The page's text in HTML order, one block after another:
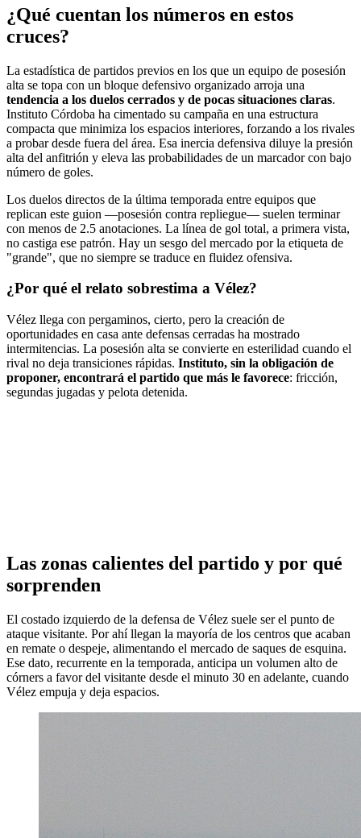
¿Qué cuentan los números en estos
cruces?
La estadística de partidos previos en los que un equipo de posesión
alta se topa con un bloque defensivo organizado arroja una
tendencia a los duelos cerrados y de pocas situaciones claras.
Instituto Córdoba ha cimentado su campaña en una estructura
compacta que minimiza los espacios interiores, forzando a los rivales
a probar desde fuera del área. Esa inercia defensiva diluye la presión
alta del anfitrión y eleva las probabilidades de un marcador con bajo
número de goles.
Los duelos directos de la última temporada entre equipos que
replican este guion —posesión contra repliegue— suelen terminar
con menos de 2.5 anotaciones. La línea de gol total, a primera vista,
no castiga ese patrón. Hay un sesgo del mercado por la etiqueta de
"grande", que no siempre se traduce en fluidez ofensiva.
¿Por qué el relato sobrestima a Vélez?
Vélez llega con pergaminos, cierto, pero la creación de
oportunidades en casa ante defensas cerradas ha mostrado
intermitencias. La posesión alta se convierte en esterilidad cuando el
rival no deja transiciones rápidas. Instituto, sin la obligación de
proponer, encontrará el partido que más le favorece: fricción,
segundas jugadas y pelota detenida.
Las zonas calientes del partido y por qué
sorprenden
El costado izquierdo de la defensa de Vélez suele ser el punto de
ataque visitante. Por ahí llegan la mayoría de los centros que acaban
en remate o despeje, alimentando el mercado de saques de esquina.
Ese dato, recurrente en la temporada, anticipa un volumen alto de
córners a favor del visitante desde el minuto 30 en adelante, cuando
Vélez empuja y deja espacios.